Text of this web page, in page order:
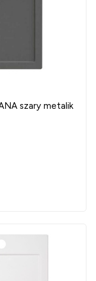
szary metalik